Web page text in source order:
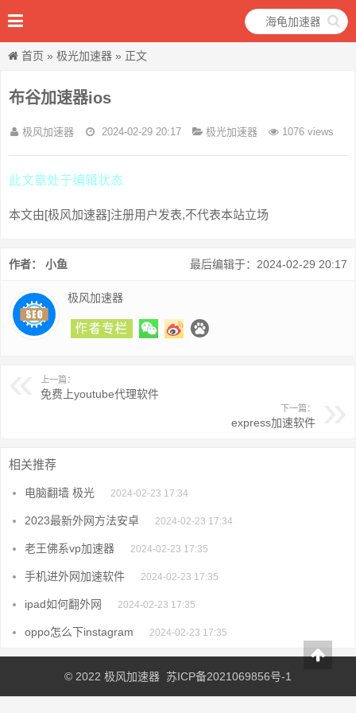
首页 » 极光加速器 » 正文
布谷加速器ios
极风加速器 2024-02-29 20:17 极光加速器 1076 views
此文章处于编辑状态
本文由[极风加速器]注册用户发表,不代表本站立场
最后编辑于：2024-02-29 20:17
作者： 小鱼
极风加速器
上一篇：
免费上youtube代理软件
下一篇：
express加速软件
相关推荐
电脑翻墙 极光 2024-02-23 17:34
2023最新外网方法安卓 2024-02-23 17:34
老王佛系vp加速器 2024-02-23 17:35
手机进外网加速软件 2024-02-23 17:35
ipad如何翻外网 2024-02-23 17:35
oppo怎么下instagram 2024-02-23 17:35
© 2022 极风加速器 苏ICP备2021069856号-1